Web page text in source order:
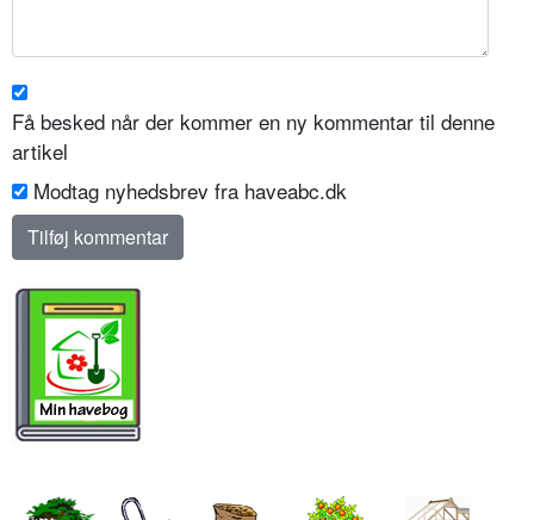
Få besked når der kommer en ny kommentar til denne
artikel
Modtag nyhedsbrev fra haveabc.dk